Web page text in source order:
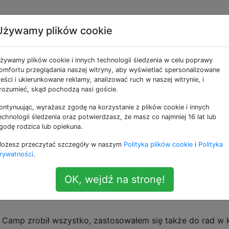
partycji Windows
Mac Pro
na nowym Mac Pro.
Pro, Windows 8.1 Enterprise i Windows Server 2012 R2.
Windows 7).
konfiguracji:
konfiguracji rozruchowej komputera. Instalacja
zrobił wszystko, zastosowałem się także do rad w
plików cookie
plików cookie i innych technologii śledzenia w celu poprawy
przeglądania naszej witryny, aby wyświetlać spersonalizowane
i ukierunkowane reklamy, analizować ruch w naszej witrynie, i
skąd pochodzą nasi goście.
wyrażasz zgodę na korzystanie z plików cookie i innych
śledzenia oraz potwierdzasz, że masz co najmniej 16 lat lub
rodzica lub opiekuna.
przeczytać szczegóły w naszym Polityka plików cookie i Polityka
.
OK, wejdź na stronę!